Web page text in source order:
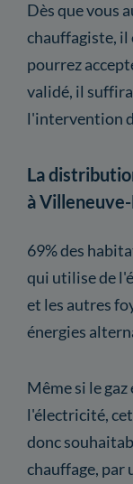
Dès que vous
chauffagiste, il
pourrez
validé, il
l'intervention
La
à
69% des
qui utilise de
et les autres
énergies
Même si le
l'électricité,
donc
chauffage, par